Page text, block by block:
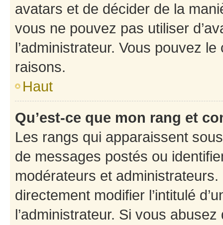
avatars et de décider de la
vous ne pouvez pas utiliser
l’administrateur. Vous pouvez
raisons.
Haut
Qu’est-ce que mon rang et
Les rangs qui apparaissent
de messages postés ou
modérateurs et
directement modifier l’intitulé
l’administrateur. Si vous